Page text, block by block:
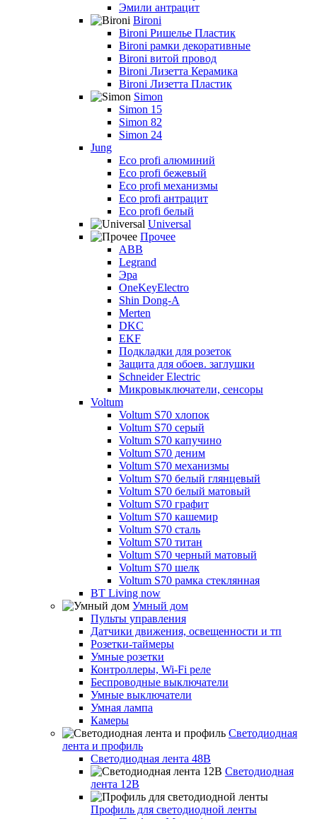
Эмили антрацит
Bironi
Bironi Ришелье Пластик
Bironi рамки декоративные
Bironi витой провод
Bironi Лизетта Керамика
Bironi Лизетта Пластик
Simon
Simon 15
Simon 82
Simon 24
Jung
Eco profi алюминий
Eco profi бежевый
Eco profi механизмы
Eco profi антрацит
Eco profi белый
Universal
Прочее
ABB
Legrand
Эра
OneKeyElectro
Shin Dong-A
Merten
DKC
EKF
Подкладки для розеток
Защита для обоев. заглушки
Schneider Electric
Микровыключатели, сенсоры
Voltum
Voltum S70 хлопок
Voltum S70 серый
Voltum S70 капучино
Voltum S70 деним
Voltum S70 механизмы
Voltum S70 белый глянцевый
Voltum S70 белый матовый
Voltum S70 графит
Voltum S70 кашемир
Voltum S70 сталь
Voltum S70 титан
Voltum S70 черный матовый
Voltum S70 шелк
Voltum S70 рамка стеклянная
BT Living now
Умный дом
Пульты управления
Датчики движения, освещенности и тп
Розетки-таймеры
Умные розетки
Контроллеры, Wi-Fi реле
Беспроводные выключатели
Умные выключатели
Умная лампа
Камеры
Светодиодная
лента и профиль
Светодиодная лента 48В
Светодиодная
лента 12В
Профиль для светодиодной ленты